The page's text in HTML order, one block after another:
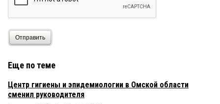
Отправить
Еще по теме
Центр гигиены и эпидемиологии в Омской области
сменил руководителя